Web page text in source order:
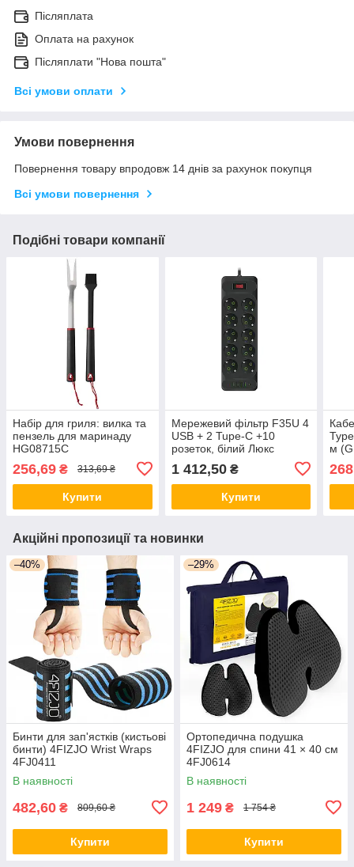
Післяплата
Оплата на рахунок
Післяплати "Нова пошта"
Всі умови оплати
Умови повернення
Повернення товару впродовж 14 днів за рахунок покупця
Всі умови повернення
Подібні товари компанії
Набір для гриля: вилка та
пензель для маринаду
HG08715C
256,69 ₴ 313,69 ₴
Купити
Мережевий фільтр F35U 4
USB + 2 Tupe-C +10
розеток, білий Люкс
1 412,50₴
Купити
м
Акційні пропозиції та новинки
–40%
Бинти для зап'ястків (кистьові
бинти) 4FIZJO Wrist Wraps
4FJ0411
В наявності
482,60 ₴ 809,60 ₴
Купити
–29%
Ортопедична подушка
4FIZJO для спини 41 × 40 см
4FJ0614
В наявності
1 249 ₴ 1 754 ₴
Купити